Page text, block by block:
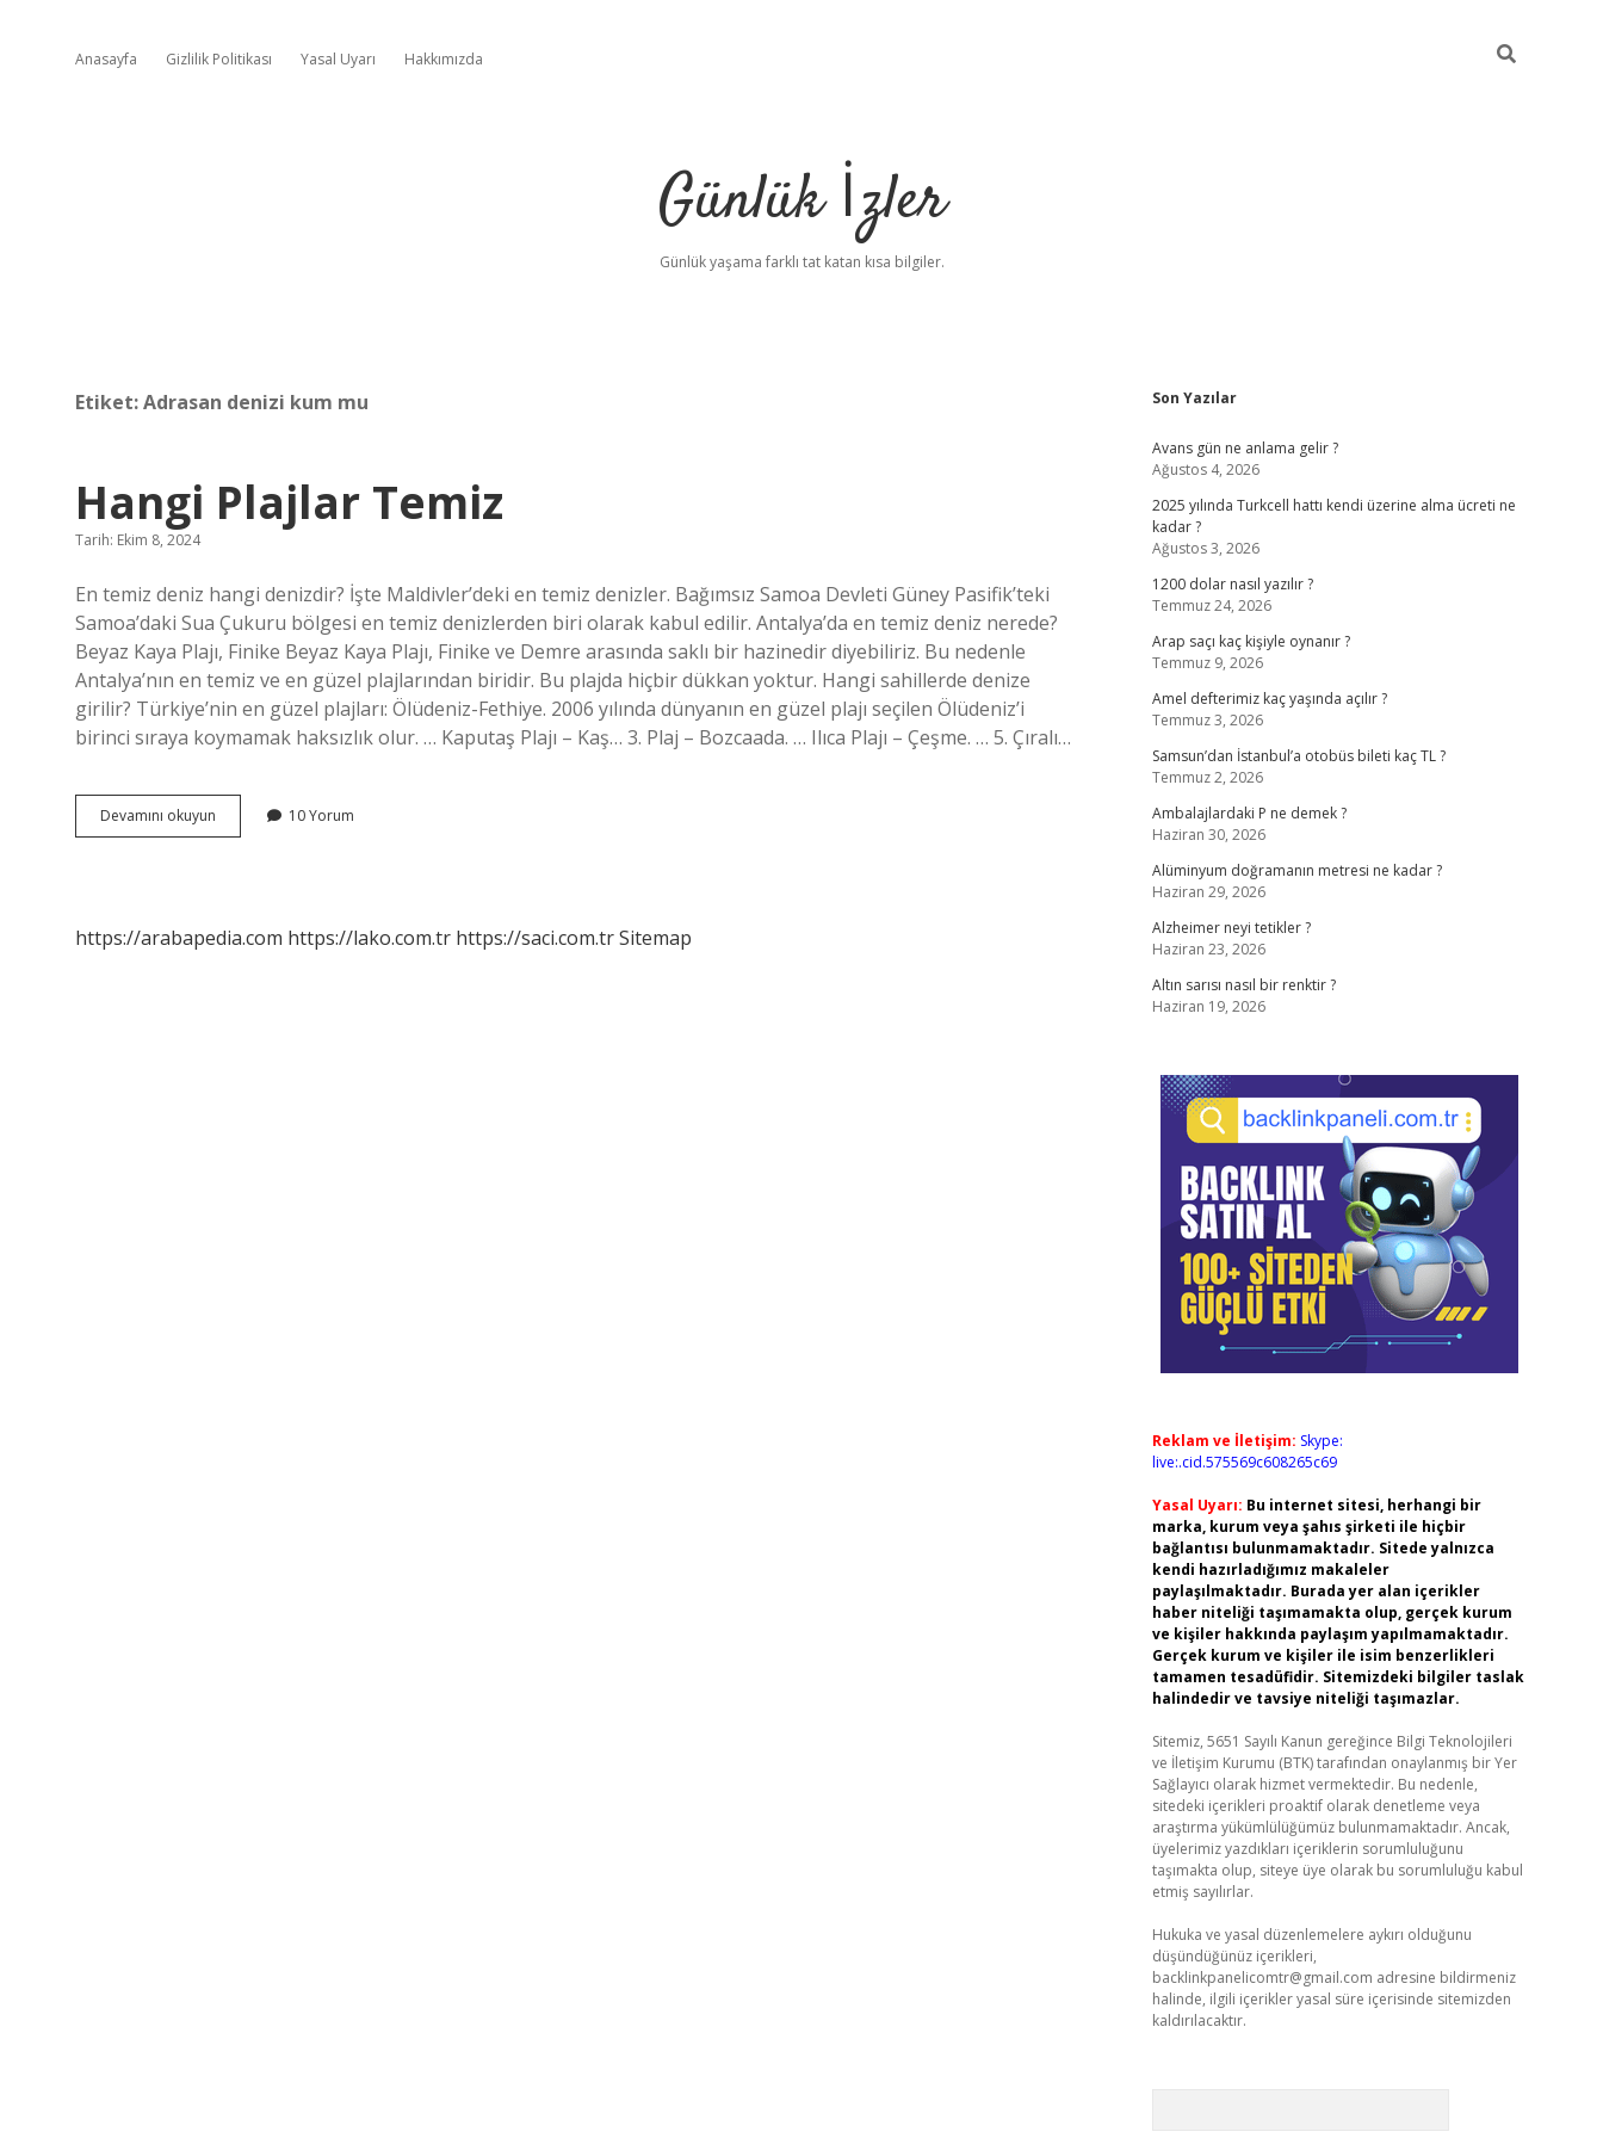
Anasayfa Gizlilik Politikası Yasal Uyarı Hakkımızda
Günlük İzler
Günlük yaşama farklı tat katan kısa bilgiler.
Etiket:Adrasan denizi kum mu
Hangi Plajlar Temiz
Tarih: Ekim 8, 2024
En temiz deniz hangi denizdir? İşte Maldivler’deki en temiz denizler. Bağımsız Samoa Devleti Güney Pasifik’teki
Samoa’daki Sua Çukuru bölgesi en temiz denizlerden biri olarak kabul edilir. Antalya’da en temiz deniz nerede?
Beyaz Kaya Plajı, Finike Beyaz Kaya Plajı, Finike ve Demre arasında saklı bir hazinedir diyebiliriz. Bu nedenle
Antalya’nın en temiz ve en güzel plajlarından biridir. Bu plajda hiçbir dükkan yoktur. Hangi sahillerde denize
girilir? Türkiye’nin en güzel plajları: Ölüdeniz-Fethiye. 2006 yılında dünyanın en güzel plajı seçilen Ölüdeniz’i
birinci sıraya koymamak haksızlık olur. … Kaputaş Plajı – Kaş… 3. Plaj – Bozcaada. … Ilıca Plajı – Çeşme. … 5. Çıralı…
Devamını okuyun
Plajlar
10 Yorum
https://arabapedia.com https://lako.com.tr https://saci.com.trSitemap
Sidebar
Son Yazılar
Avans gün ne anlama gelir ?
Ağustos 4, 2026
2025 yılında Turkcell hattı kendi üzerine alma ücreti ne
kadar ?
Ağustos 3, 2026
1200 dolar nasıl yazılır ?
Temmuz 24, 2026
Arap saçı kaç kişiyle oynanır ?
Temmuz 9, 2026
Amel defterimiz kaç yaşında açılır ?
Temmuz 3, 2026
Samsun’dan İstanbul’a otobüs bileti kaç TL ?
Temmuz 2, 2026
Ambalajlardaki P ne demek ?
Haziran 30, 2026
Alüminyum doğramanın metresi ne kadar ?
Haziran 29, 2026
Alzheimer neyi tetikler ?
Haziran 23, 2026
Altın sarısı nasıl bir renktir ?
Haziran 19, 2026
Reklam ve İletişim: Skype:
live:.cid.575569c608265c69
Yasal Uyarı: Bu internet sitesi, herhangi bir
marka, kurum veya şahıs şirketi ile hiçbir
bağlantısı bulunmamaktadır. Sitede yalnızca
kendi hazırladığımız makaleler
paylaşılmaktadır. Burada yer alan içerikler
haber niteliği taşımamakta olup, gerçek kurum
ve kişiler hakkında paylaşım yapılmamaktadır.
Gerçek kurum ve kişiler ile isim benzerlikleri
tamamen tesadüfidir. Sitemizdeki bilgiler taslak
halindedir ve tavsiye niteliği taşımazlar.
Sitemiz, 5651 Sayılı Kanun gereğince Bilgi Teknolojileri
ve İletişim Kurumu (BTK) tarafından onaylanmış bir Yer
Sağlayıcı olarak hizmet vermektedir. Bu nedenle,
sitedeki içerikleri proaktif olarak denetleme veya
araştırma yükümlülüğümüz bulunmamaktadır. Ancak,
üyelerimiz yazdıkları içeriklerin sorumluluğunu
taşımakta olup, siteye üye olarak bu sorumluluğu kabul
etmiş sayılırlar.
Hukuka ve yasal düzenlemelere aykırı olduğunu
düşündüğünüz içerikleri,
backlinkpanelicomtr@gmail.com adresine bildirmeniz
halinde, ilgili içerikler yasal süre içerisinde sitemizden
kaldırılacaktır.